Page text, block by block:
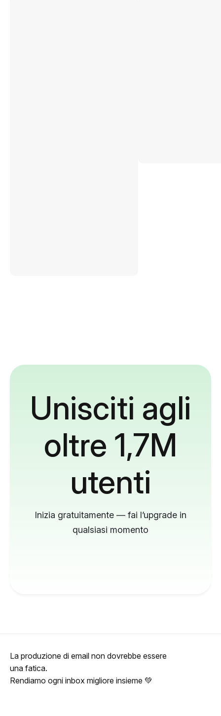
Unisciti agli
oltre 1,7M
utenti
Inizia gratuitamente — fai l’upgrade in
qualsiasi momento
La produzione di email non dovrebbe essere
una fatica.
Rendiamo ogni inbox migliore insieme 💚